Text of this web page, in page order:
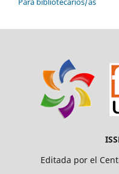
Editada por el